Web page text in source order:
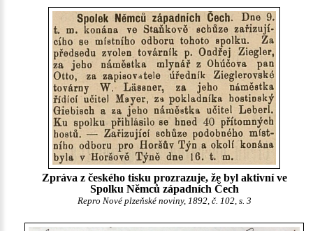
Zpráva z českého tisku prozrazuje, že byl aktivní ve
Spolku Němců západních Čech
Repro Nové plzeňské noviny, 1892, č. 102, s. 3